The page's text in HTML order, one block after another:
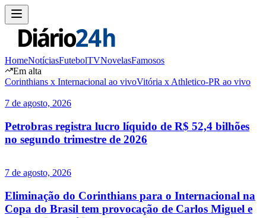
HomeNotíciasFutebolTVNovelasFamosos
Em alta
Corinthians x Internacional ao vivoVitória x Athletico-PR ao vivo
7 de agosto, 2026
Petrobras registra lucro líquido de R$ 52,4 bilhões
no segundo trimestre de 2026
7 de agosto, 2026
Eliminação do Corinthians para o Internacional na
Copa do Brasil tem provocação de Carlos Miguel e